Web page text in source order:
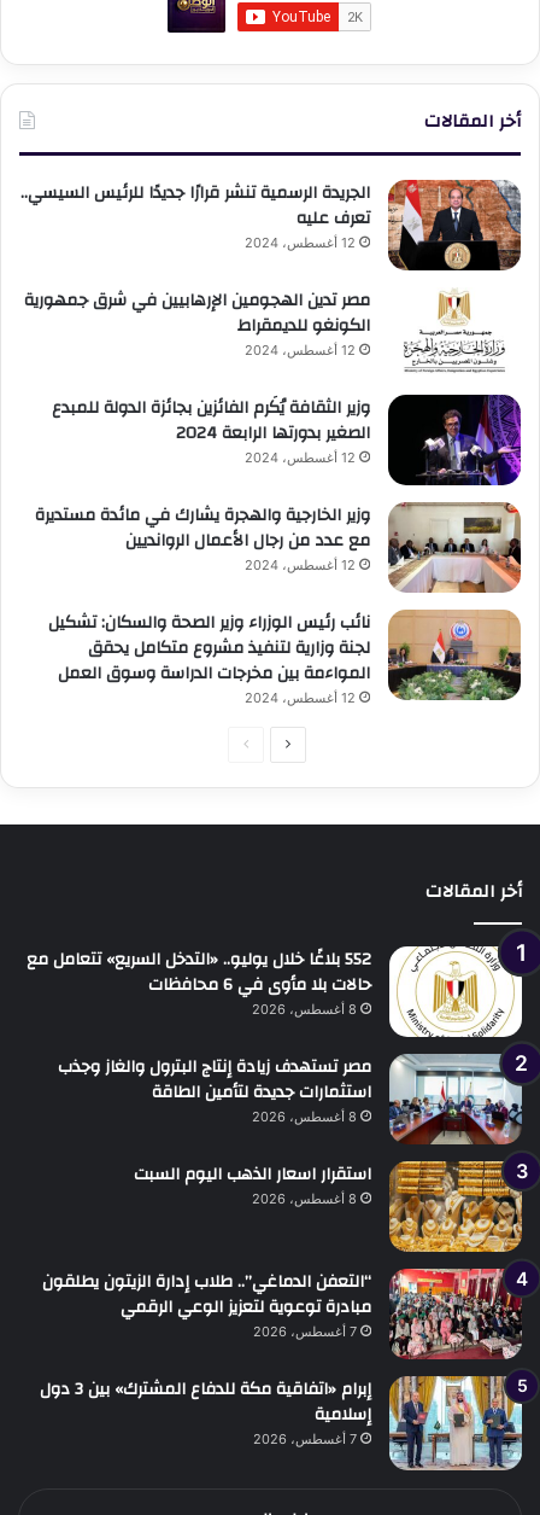
أخر المقالات
الجريدة الرسمية تنشر قرارًا جديدًا للرئيس السيسي..
تعرف عليه
12 أغسطس، 2024
مصر تدين الهجومين الإرهابيين في شرق جمهورية
الكونغو للديمقراط
12 أغسطس، 2024
وزير الثقافة يُكَرم الفائزين بجائزة الدولة للمبدع
الصغير بدورتها الرابعة 2024
12 أغسطس، 2024
وزير الخارجية والهجرة يشارك في مائدة مستديرة
مع عدد من رجال الأعمال الروانديين
12 أغسطس، 2024
نائب رئيس الوزراء وزير الصحة والسكان: تشكيل
لجنة وزارية لتنفيذ مشروع متكامل يحقق
المواءمة بين مخرجات الدراسة وسوق العمل
12 أغسطس، 2024
الصفحةالصفحة
أخر المقالات
552 بلاغًا خلال يوليو.. «التدخل السريع» تتعامل مع
حالات بلا مأوى في 6 محافظات
8 أغسطس، 2026
مصر تستهدف زيادة إنتاج البترول والغاز وجذب
استثمارات جديدة لتأمين الطاقة
8 أغسطس، 2026
استقرار اسعار الذهب اليوم السبت
8 أغسطس، 2026
“التعفن الدماغي”.. طلاب إدارة الزيتون يطلقون
مبادرة توعوية لتعزيز الوعي الرقمي
7 أغسطس، 2026
إبرام «اتفاقية مكة للدفاع المشترك» بين 3 دول
إسلامية
7 أغسطس، 2026